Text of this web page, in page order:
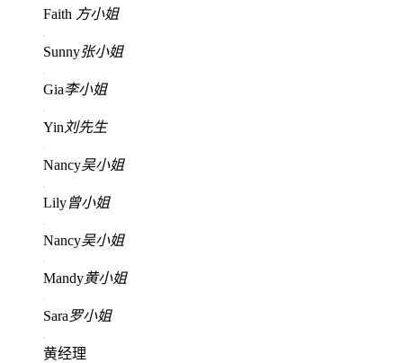
Faith 方小姐
Sunny张小姐
Gia李小姐
Yin 刘先生
Nancy吴小姐
Lily曾小姐
Nancy吴小姐
Mandy黄小姐
Sara罗小姐
黄经理